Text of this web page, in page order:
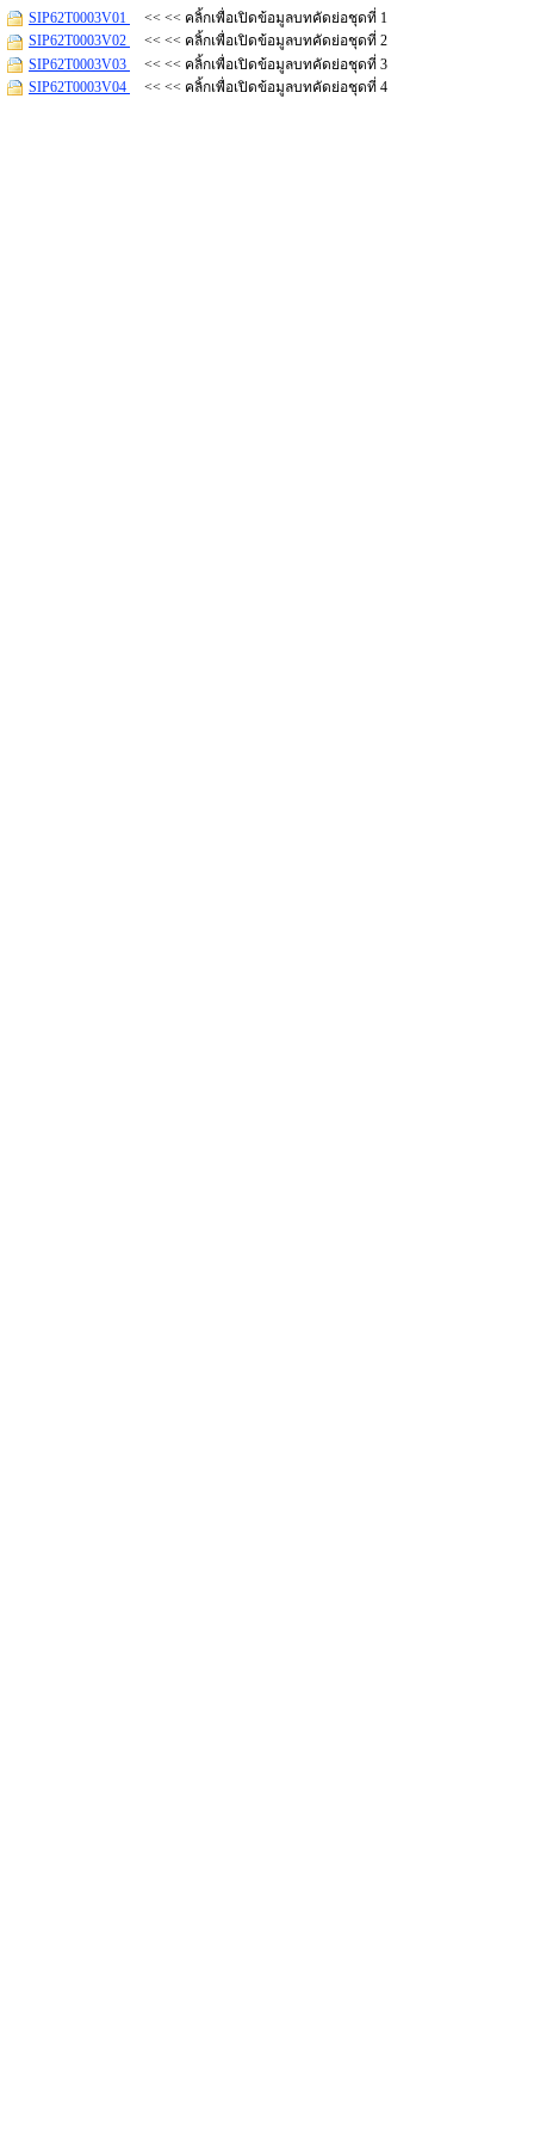
SIP62T0003V01
<< << คลิ้กเพื่อเปิดข้อมูลบทคัดย่อชุดที่ 1
SIP62T0003V02
<< << คลิ้กเพื่อเปิดข้อมูลบทคัดย่อชุดที่ 2
SIP62T0003V03
<< << คลิ้กเพื่อเปิดข้อมูลบทคัดย่อชุดที่ 3
SIP62T0003V04
<< << คลิ้กเพื่อเปิดข้อมูลบทคัดย่อชุดที่ 4